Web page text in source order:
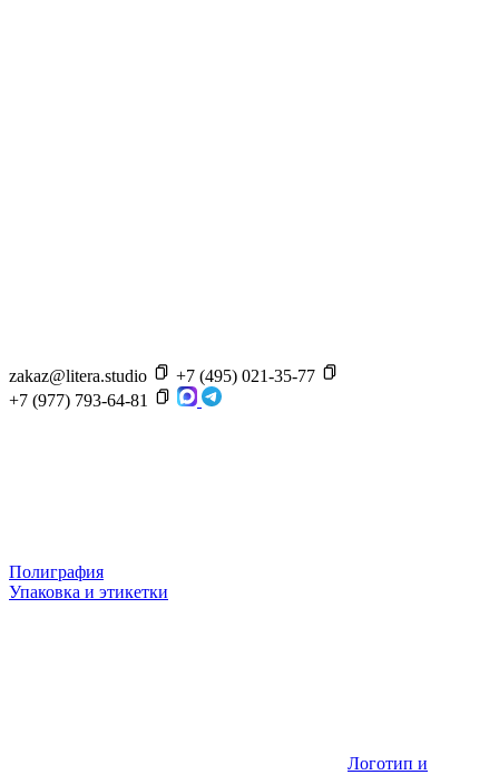
zakaz@litera.studio
+7 (495) 021-35-77
+7 (977) 793-64-81
Полиграфия
Упаковка и этикетки
Логотип и